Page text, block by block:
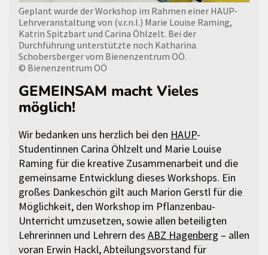
Geplant wurde der Workshop im Rahmen einer HAUP-
Lehrveranstaltung von (v.r.n.l.) Marie Louise Raming,
Katrin Spitzbart und Carina Öhlzelt. Bei der
Durchführung unterstützte noch Katharina
Schobersberger vom Bienenzentrum OÖ.
© Bienenzentrum OÖ
GEMEINSAM macht Vieles
möglich!
Wir bedanken uns herzlich bei den HAUP-
Studentinnen Carina Öhlzelt und Marie Louise
Raming für die kreative Zusammenarbeit und die
gemeinsame Entwicklung dieses Workshops. Ein
großes Dankeschön gilt auch Marion Gerstl für die
Möglichkeit, den Workshop im Pflanzenbau-
Unterricht umzusetzen, sowie allen beteiligten
Lehrerinnen und Lehrern des ABZ Hagenberg – allen
voran Erwin Hackl, Abteilungsvorstand für